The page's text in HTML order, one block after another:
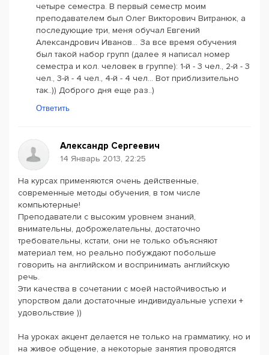
четыре семестра. В первый семестр моим
преподавателем был Олег Викторович Витранюк, а
последующие три, меня обучал Евгений
Александрович Иванов... За все время обучения
был такой набор групп (далее я написал номер
семестра и кол. человек в группе): 1-й - 3 чел., 2-й - 3
чел., 3-й - 4 чел., 4-й - 4 чел... Вот приблизительно
так..)) Доброго дня еще раз..)
Ответить
Александр Сергеевич
14 Январь 2013, 22:25
На курсах применяются очень действенные,
современные методы обучения, в том числе
компьютерные!
Преподаватели с высоким уровнем знаний,
внимательны, доброжелательны, достаточно
требовательны, кстати, они не только объясняют
материал тем, но реально побуждают побольше
говорить на английском и воспринимать английскую
речь.
Эти качества в сочетании с моей настойчивостью и
упорством дали достаточные индивидуальные успехи +
удовольствие ))
На уроках акцент делается не только на грамматику, но и
на живое общение, а некоторые занятия проводятся